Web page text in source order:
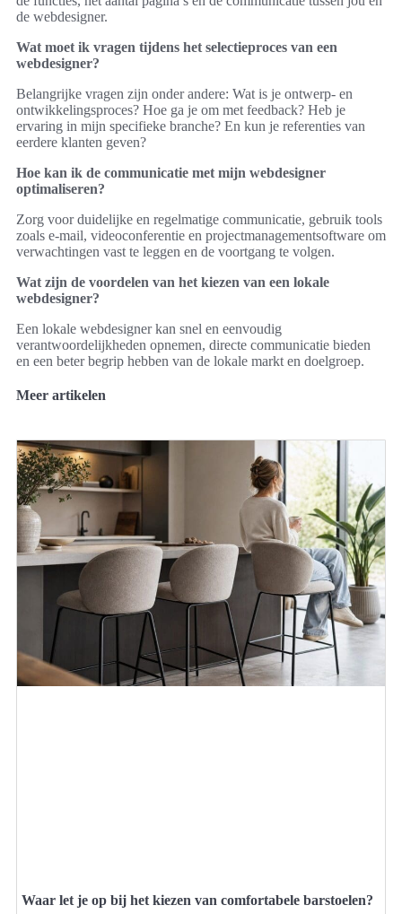
de webdesigner.
Wat moet ik vragen tijdens het selectieproces van een
webdesigner?
Belangrijke vragen zijn onder andere: Wat is je ontwerp- en
ontwikkelingsproces? Hoe ga je om met feedback? Heb je
ervaring in mijn specifieke branche? En kun je referenties van
eerdere klanten geven?
Hoe kan ik de communicatie met mijn webdesigner
optimaliseren?
Zorg voor duidelijke en regelmatige communicatie, gebruik tools
zoals e-mail, videoconferentie en projectmanagementsoftware om
verwachtingen vast te leggen en de voortgang te volgen.
Wat zijn de voordelen van het kiezen van een lokale
webdesigner?
Een lokale webdesigner kan snel en eenvoudig
verantwoordelijkheden opnemen, directe communicatie bieden
en een beter begrip hebben van de lokale markt en doelgroep.
Meer artikelen
Waar let je op bij het kiezen van comfortabele barstoelen?